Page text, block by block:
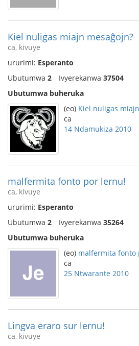
Kiel nuligas miajn mesaĝojn?
ca, kivuye
ururimi: Esperanto
Ubutumwa 2 Ivyerekanwa 37504
Ubutumwa buheruka
(eo) Kiel nuligas
ca
14 Ndamukiza 2010
malfermita fonto por lernu!
ca, kivuye
ururimi: Esperanto
Ubutumwa 2 Ivyerekanwa 35264
Ubutumwa buheruka
(eo) malfermita fonto
ca
25 Ntwarante 2010
Lingva eraro sur lernu!
ca, kivuye